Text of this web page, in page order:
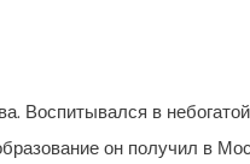
Воспитывался в
он получил в